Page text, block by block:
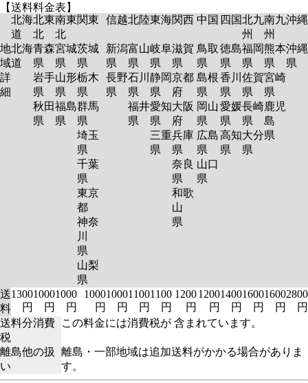
【送料料金表】
北海
道
北東
北
南東
北
関東 信越北陸東海関西 中国 四国北九
州
南九
州
沖縄
地
域
詳
細
北海
道
青森
県
岩手
県
秋田
県
宮城
県
山形
県
福島
県
茨城
県
栃木
県
群馬
県
埼玉
県
千葉
県
東京
都
神奈
川
県
山梨
県
新潟
県
長野
県
富山
県
石川
県
福井
県
岐阜
県
静岡
県
愛知
県
三重
県
滋賀
県
京都
府
大阪
府
兵庫
県
奈良
県
和歌
山
県
鳥取
県
島根
県
岡山
県
広島
県
山口
県
徳島
県
香川
県
愛媛
県
高知
県
福岡
県
佐賀
県
長崎
県
大分
県
熊本
県
宮崎
県
鹿児
島
県
沖縄
県
送
料
1300
円
1000
円
1000
円
1000
円
1000
円
1100
円
1100
円
1200
円
1200
円
1400
円
1600
円
1600
円
2800
円
送料分消費
税
この料金には消費税が 含まれています。
離島他の扱
い
離島・一部地域は追加送料がかかる場合がありま
す。